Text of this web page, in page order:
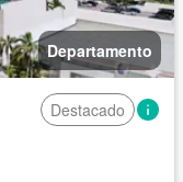
Departamento
Destacado